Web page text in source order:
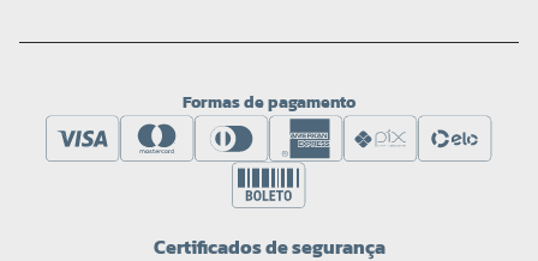
Formas de pagamento
Certificados de segurança